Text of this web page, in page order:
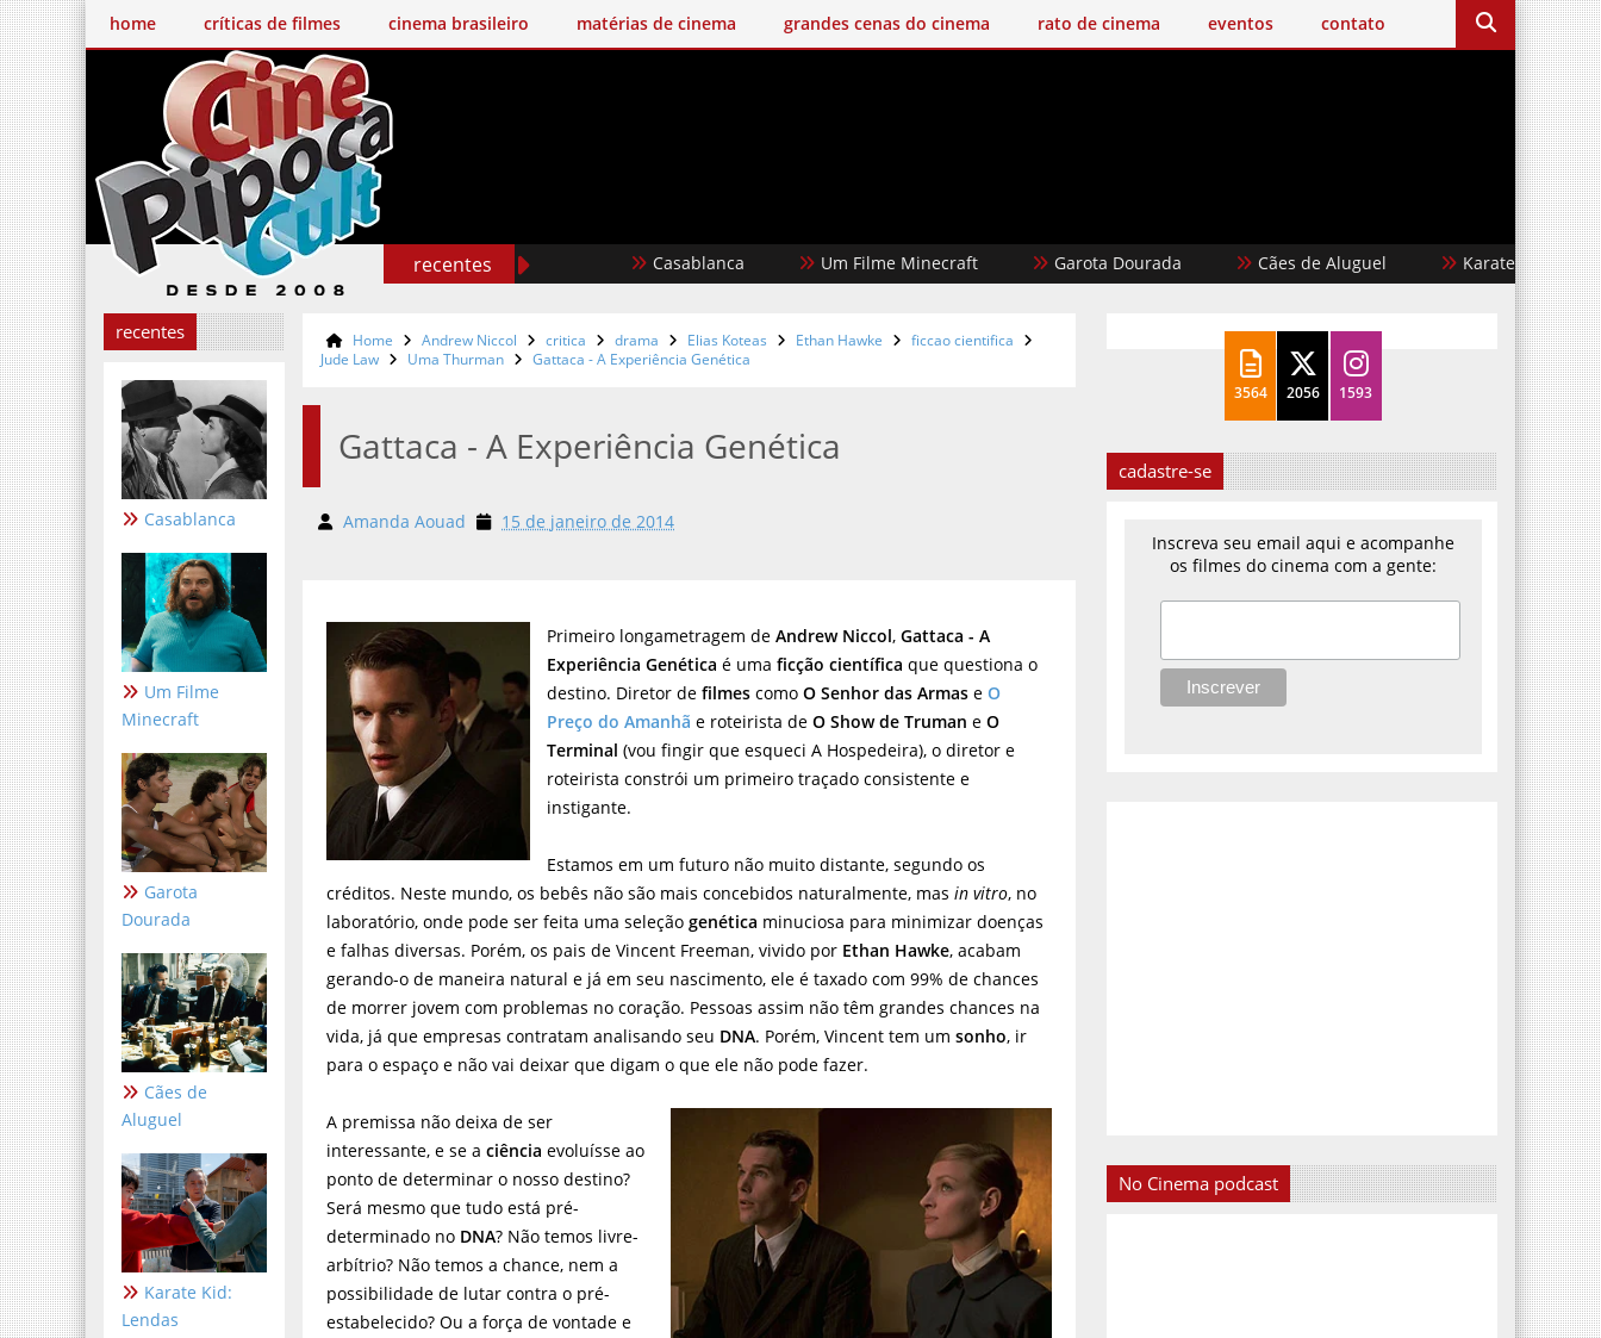
home críticas de filmes cinema brasileiro matérias de cinema grandes cenas do cinema rato de cinema eventos contato
recentes Casablanca Um Filme Minecraft Garota Dourada Cães de Aluguel Karate Kid: Lendas
recentes
Casablanca
Um Filme
Minecraft
Garota
Dourada
Cães de
Aluguel
Karate Kid:
Lendas
Home Andrew Niccol critica drama Elias Koteas Ethan Hawke
ficcao cientifica
Jude Law
Uma Thurman Gattaca - A Experiência Genética
Gattaca - A Experiência Genética
Amanda Aouad 15 de janeiro de 2014
Primeiro longametragem deAndrew Niccol,Gattaca - A
Experiência Genética é umaficção científica que questiona o
destino. Diretor defilmes comoO Senhor das ArmaseO
Preço do Amanhã e roteirista deO Show de Truman eO
Terminal (vou fingir que esqueci A Hospedeira), o diretor e
roteirista constrói um primeiro traçado consistente e
instigante.
Estamos em um futuro não muito distante, segundo os
créditos. Neste mundo, os bebês não são mais concebidos naturalmente, masin vitro, no
laboratório, onde pode ser feita uma seleçãogenética minuciosa para minimizar doenças
e falhas diversas. Porém, os pais de Vincent Freeman, vivido por Ethan Hawke, acabam
gerando-o de maneira natural e já em seu nascimento, ele é taxado com 99% de chances
de morrer jovem com problemas no coração. Pessoas assim não têm grandes chances na
vida, já que empresas contratam analisando seu DNA. Porém, Vincent tem umsonho, ir
para o espaço e não vai deixar que digam o que ele não pode fazer.
A premissa não deixa de ser
interessante, e se aciência evoluísse ao
ponto de determinar o nosso destino?
Será mesmo que tudo está pré-
determinado no DNA? Não temos livre-
arbítrio? Não temos a chance, nem a
possibilidade de lutar contra o pré-
estabelecido? Ou a força de vontade e
3564 2056 1593
cadastre-se
Inscreva seu email aqui e acompanhe
os filmes do cinema com a gente:
No Cinema podcast